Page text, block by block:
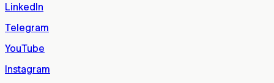
LinkedIn
Telegram
YouTube
Instagram